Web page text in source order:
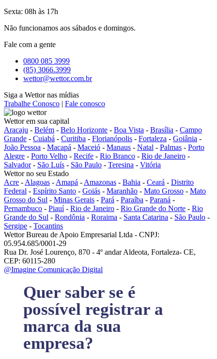
Sexta: 08h às 17h
Não funcionamos aos sábados e domingos.
Fale com a gente
0800 085 3999
(85) 3066.3999
wettor@wettor.com.br
Siga a Wettor nas mídias
Trabalhe Conosco | Fale conosco
Wettor em sua capital
Aracaju - Belém - Belo Horizonte - Boa Vista - Brasília - Campo
Grande - Cuiabá - Curitiba - Florianópolis - Fortaleza - Goiânia -
João Pessoa - Macapá - Maceió - Manaus - Natal - Palmas - Porto
Alegre - Porto Velho - Recife - Rio Branco - Rio de Janeiro -
Salvador- São Luís - São Paulo - Teresina - Vitória
Wettor no seu Estado
Acre - Alagoas - Amapá - Amazonas - Bahia - Ceará - Distrito
Federal - Espírito Santo - Goiás - Maranhão - Mato Grosso - Mato
Grosso do Sul - Minas Gerais - Pará - Paraíba - Paraná -
Pernambuco - Piauí- Rio de Janeiro - Rio Grande do Norte - Rio
Grande do Sul - Rondônia - Roraima - Santa Catarina - São Paulo -
Sergipe - Tocantins
Wettor Bureau de Apoio Empresarial Ltda - CNPJ:
05.954.685/0001-29
Rua Dr. José Lourenço, 870 - 4º andar Aldeota, Fortaleza- CE,
CEP: 60115-280
@Imagine Comunicação Digital
Quer saber se é
possível registrar a
marca da sua
empresa?